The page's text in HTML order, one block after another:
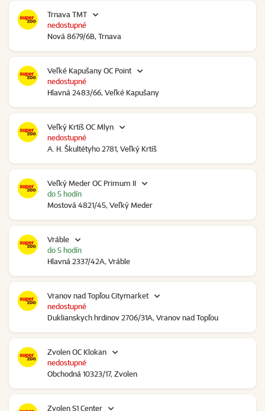
Trnava TMT
Nová 8679/6B, Trnava
nedostupné
Veľké Kapušany OC Point
Hlavná 2483/66, Veľké Kapušany
nedostupné
Veľký Krtíš OC Mlyn
A. H. Škultétyho 2781, Veľký Krtíš
nedostupné
Veľký Meder OC Primum II
Mostová 4821/45, Veľký Meder
do 5 hodín
Vráble
Hlavná 2337/42A, Vráble
do 5 hodín
Vranov nad Topľou Citymarket
Duklianskych hrdinov 2706/31A, Vranov nad Topľou
nedostupné
Zvolen OC Klokan
Obchodná 10323/17, Zvolen
nedostupné
Zvolen S1 Center